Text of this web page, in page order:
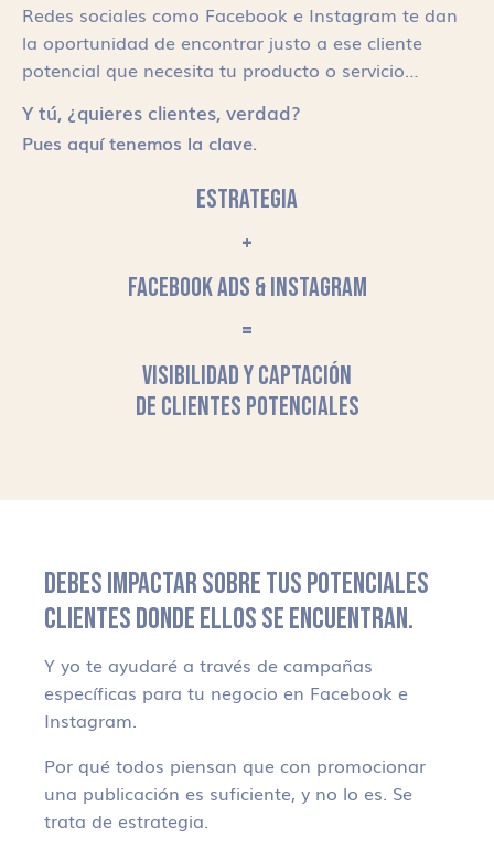
Redes sociales como Facebook e Instagram te dan
la oportunidad de encontrar justo a ese cliente
potencial que necesita tu producto o servicio…
Y tú, ¿quieres clientes, verdad?
Pues aquí tenemos la clave.
ESTRATEGIA
+
FACEBOOK ADS & INSTAGRAM
=
VISIBILIDAD Y CAPTACIÓN
DE CLIENTES POTENCIALES
DEBES IMPACTAR SOBRE TUS POTENCIALES
CLIENTES DONDE ELLOS SE ENCUENTRAN.
Y yo te ayudaré a través de campañas
específicas para tu negocio en Facebook e
Instagram.
Por qué todos piensan que con promocionar
una publicación es suficiente, y no lo es. Se
trata de estrategia.